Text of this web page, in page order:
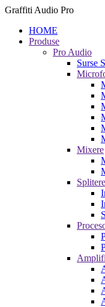
Graffiti Audio Pro
HOME
Produse
Pro Audio
Surse
Mixere